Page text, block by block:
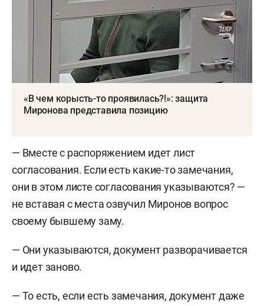
«В чем корысть-то проявилась?!»: защита
Миронова представила позицию
— Вместе с распоряжением идет лист
согласования. Если есть какие-то замечания,
они в этом листе согласования указываются? —
не вставая с места озвучил Миронов вопрос
своему бывшему заму.
— Они указываются, документ разворачивается
и идет заново.
— То есть, если есть замечания, документ даже